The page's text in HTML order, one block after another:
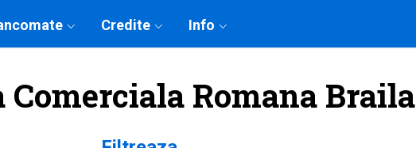
Credite Info
Romana Braila